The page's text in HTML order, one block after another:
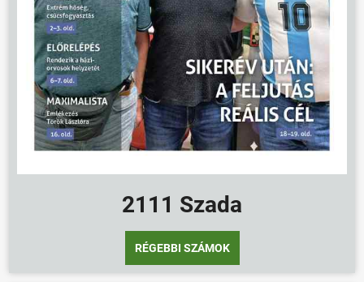
2111 Szada
RÉGEBBI SZÁMOK